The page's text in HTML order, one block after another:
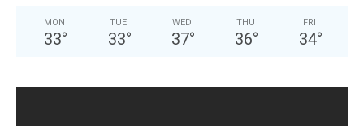
MON
33°
TUE
33°
WED
37°
THU
36°
FRI
34°